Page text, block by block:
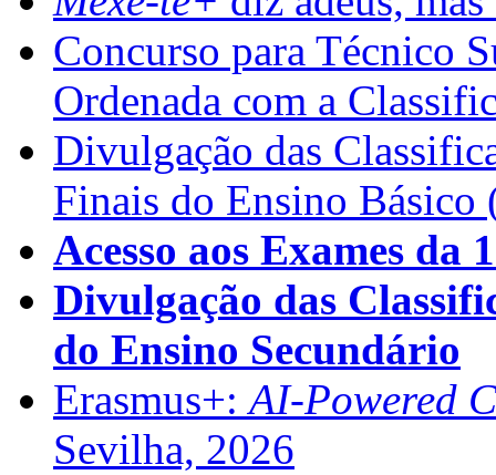
Concurso para Técnico
Ordenada com a
Divulgação das
Finais do Ensino Básico
Acesso aos Exames da
Divulgação das
do Ensino Secundário
Erasmus+:AI-Powered
Sevilha, 2026